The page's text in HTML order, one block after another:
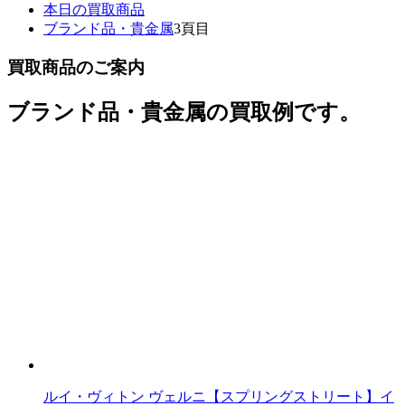
本日の買取商品
ブランド品・貴金属3頁目
買取商品のご案内
ブランド品・貴金属の買取例です。
ルイ・ヴィトン ヴェルニ【スプリングストリート】イ